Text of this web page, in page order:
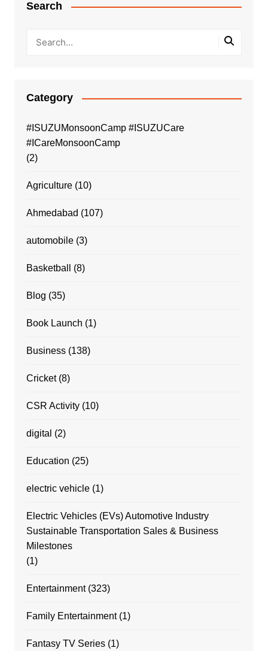
Search
Category
#ISUZUMonsoonCamp #ISUZUCare
#ICareMonsoonCamp
(2)
Agriculture(10)
Ahmedabad (107)
automobile(3)
Basketball (8)
Blog (35)
Book Launch (1)
Business(138)
Cricket(8)
CSR Activity(10)
digital (2)
Education (25)
electric vehicle(1)
Electric Vehicles (EVs) Automotive Industry
Sustainable Transportation Sales & Business
Milestones
(1)
Entertainment(323)
Family Entertainment(1)
Fantasy TV Series(1)